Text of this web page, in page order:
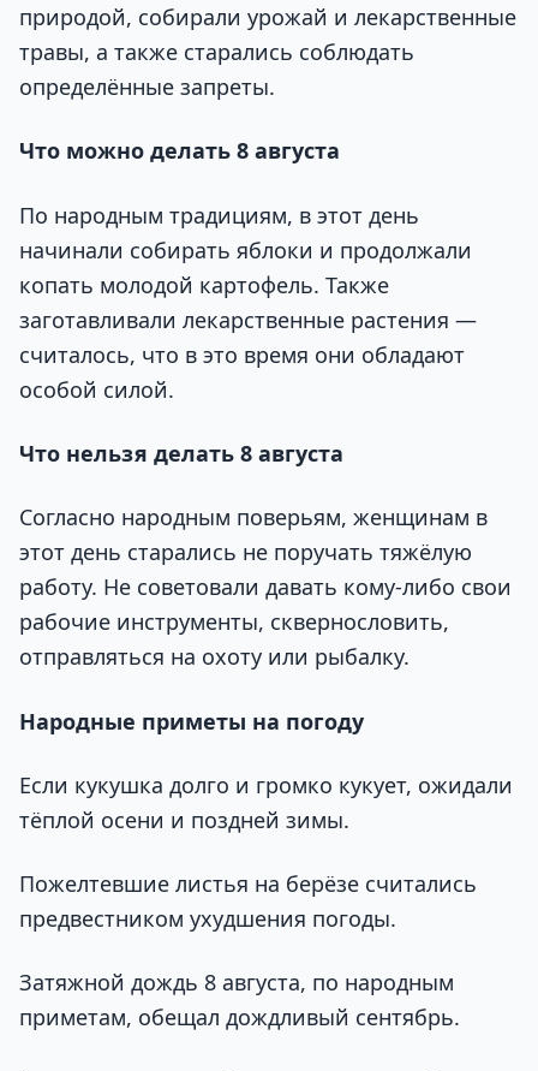
природой, собирали урожай и лекарственные
травы, а также старались соблюдать
определённые запреты.
Что можно делать 8 августа
По народным традициям, в этот день
начинали собирать яблоки и продолжали
копать молодой картофель. Также
заготавливали лекарственные растения —
считалось, что в это время они обладают
особой силой.
Что нельзя делать 8 августа
Согласно народным поверьям, женщинам в
этот день старались не поручать тяжёлую
работу. Не советовали давать кому-либо свои
рабочие инструменты, сквернословить,
отправляться на охоту или рыбалку.
Народные приметы на погоду
Если кукушка долго и громко кукует, ожидали
тёплой осени и поздней зимы.
Пожелтевшие листья на берёзе считались
предвестником ухудшения погоды.
Затяжной дождь 8 августа, по народным
приметам, обещал дождливый сентябрь.